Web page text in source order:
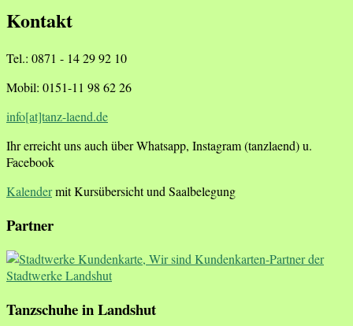
Kontakt
Tel.: 0871 - 14 29 92 10
Mobil: 0151-11 98 62 26
info[at]tanz-laend.de
Ihr erreicht uns auch über Whatsapp, Instagram (tanzlaend) u.
Facebook
Kalendermit Kursübersicht und Saalbelegung
Partner
Tanzschuhe in Landshut